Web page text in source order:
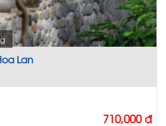
Lan
710,000đ